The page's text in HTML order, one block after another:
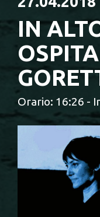
IN
Orario: 16:26 -